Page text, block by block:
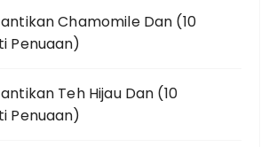
Chamomile Dan (10
Penuaan)
Teh Hijau Dan (10
Penuaan)